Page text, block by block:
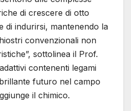
di crescere di otto
di indurirsi, mantenendo la
convenzionali non
sottolinea il Prof.
contenenti legami
futuro nel campo
il chimico.